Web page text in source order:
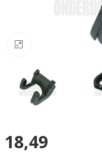
Klik om te vergroten
18,49